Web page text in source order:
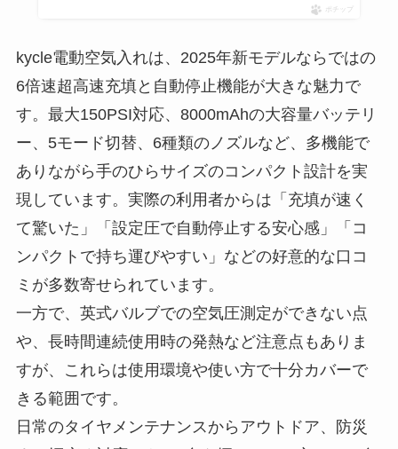
ポチップ
kycle電動空気入れは、2025年新モデルならではの
6倍速超高速充填と自動停止機能が大きな魅力で
す。最大150PSI対応、8000mAhの大容量バッテリ
ー、5モード切替、6種類のノズルなど、多機能で
ありながら手のひらサイズのコンパクト設計を実
現しています。実際の利用者からは「充填が速く
て驚いた」「設定圧で自動停止する安心感」「コ
ンパクトで持ち運びやすい」などの好意的な口コ
ミが多数寄せられています。
一方で、英式バルブでの空気圧測定ができない点
や、長時間連続使用時の発熱など注意点もありま
すが、これらは使用環境や使い方で十分カバーで
きる範囲です。
日常のタイヤメンテナンスからアウトドア、防災